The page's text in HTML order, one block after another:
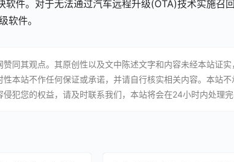
件。对于无法通过汽车远程升级(OTA)技术实施召
软件。
同其观点。其原创性以及文中陈述文字和内容未经本站证实
本站不作任何保证或承诺，并请自行核实相关内容。本站不
犯您的权益，请及时联系我们，本站将会在24小时内处理完